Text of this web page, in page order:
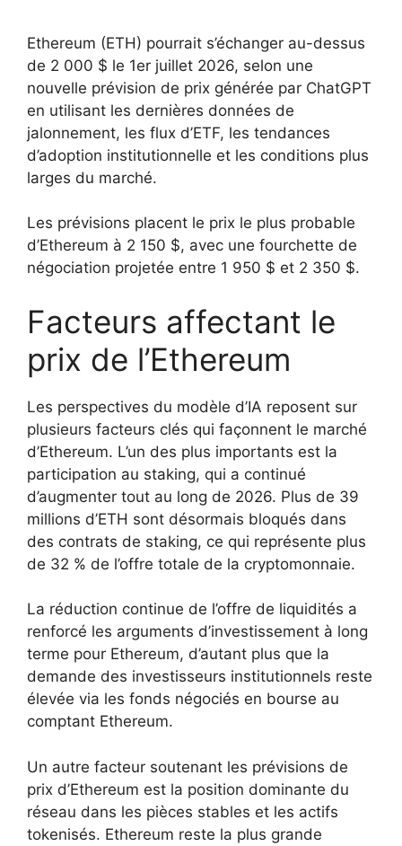
Ethereum (ETH) pourrait s’échanger au-dessus
de 2 000 $ le 1er juillet 2026, selon une
nouvelle prévision de prix générée par ChatGPT
en utilisant les dernières données de
jalonnement, les flux d’ETF, les tendances
d’adoption institutionnelle et les conditions plus
larges du marché.
Les prévisions placent le prix le plus probable
d’Ethereum à 2 150 $, avec une fourchette de
négociation projetée entre 1 950 $ et 2 350 $.
Facteurs affectant le
prix de l’Ethereum
Les perspectives du modèle d’IA reposent sur
plusieurs facteurs clés qui façonnent le marché
d’Ethereum. L’un des plus importants est la
participation au staking, qui a continué
d’augmenter tout au long de 2026. Plus de 39
millions d’ETH sont désormais bloqués dans
des contrats de staking, ce qui représente plus
de 32 % de l’offre totale de la cryptomonnaie.
La réduction continue de l’offre de liquidités a
renforcé les arguments d’investissement à long
terme pour Ethereum, d’autant plus que la
demande des investisseurs institutionnels reste
élevée via les fonds négociés en bourse au
comptant Ethereum.
Un autre facteur soutenant les prévisions de
prix d’Ethereum est la position dominante du
réseau dans les pièces stables et les actifs
tokenisés. Ethereum reste la plus grande